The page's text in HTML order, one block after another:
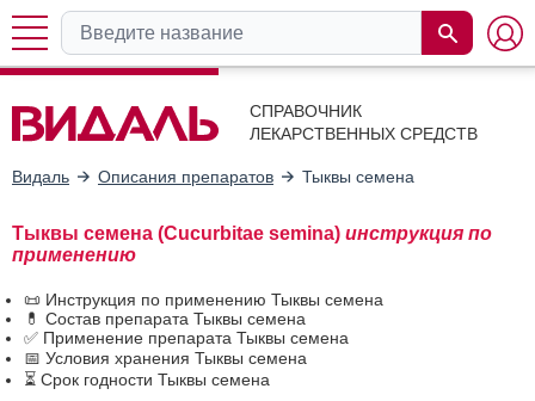
СПРАВОЧНИК
ЛЕКАРСТВЕННЫХ СРЕДСТВ
Видаль Описания препаратов Тыквы семена
Тыквы семена (Cucurbitae semina) инструкция по
применению
📜 Инструкция по применению Тыквы семена
💊 Состав препарата Тыквы семена
✅ Применение препарата Тыквы семена
📅 Условия хранения Тыквы семена
⏳ Срок годности Тыквы семена